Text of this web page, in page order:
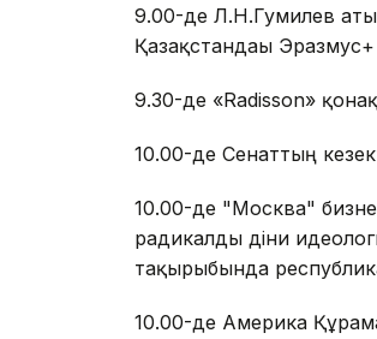
9.00-де Л.Н.Гумилев
Қазақстандағы Эразмус+
9.30-де «Radisson»
10.00-де Сенаттың
10.00-де "Москва"
радикалды діни
тақырыбында
10.00-де Америка